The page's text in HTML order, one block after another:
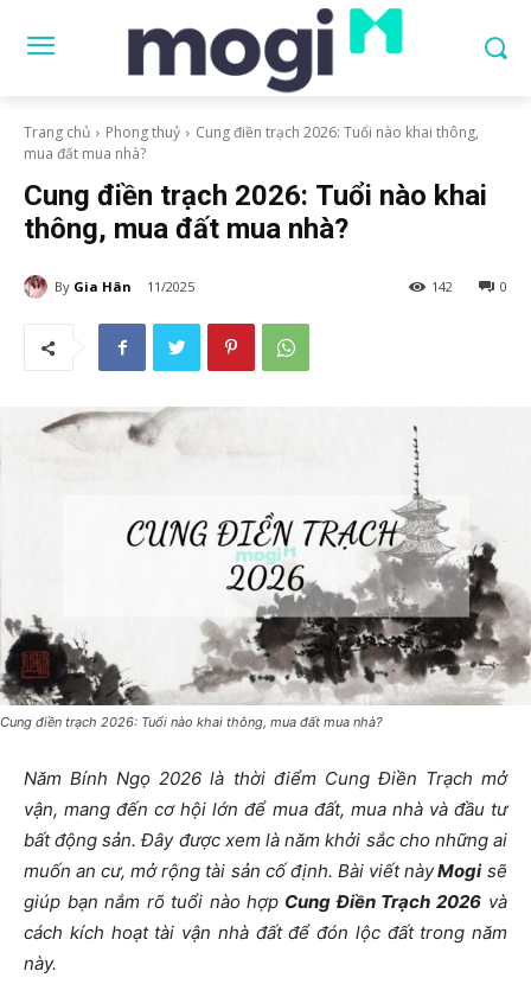
Trang chủ Phong thuỷ
Cung điền trạch 2026: Tuổi nào khai thông,
mua đất mua nhà?
Cung điền trạch 2026: Tuổi nào khai
thông, mua đất mua nhà?
By Gia Hân 11/2025 0
142
Cung điền trạch 2026: Tuổi nào khai thông, mua đất mua nhà?
Năm Bính Ngọ 2026 là thời điểm Cung Điền Trạch mở
vận, mang đến cơ hội lớn để mua đất, mua nhà và đầu tư
bất động sản. Đây được xem là năm khởi sắc cho những ai
muốn an cư, mở rộng tài sản cố định. Bài viết nàyMogisẽ
giúp bạn nắm rõ tuổi nào hợp Cung Điền Trạch 2026 và
cách kích hoạt tài vận nhà đất để đón lộc đất trong năm
này.